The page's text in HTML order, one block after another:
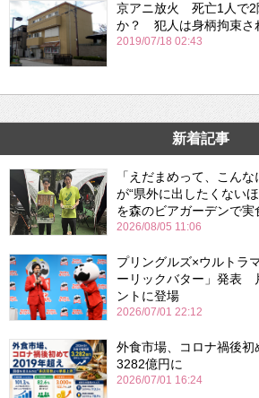
京アニ放火 死亡1人で2
か？ 犯人は身柄拘束さ
2019/07/18 02:43
新着記事
「えだまめって、こん
が“県外に出したくない
を森のビアガーデンで実
2026/08/05 11:06
プリングルズ×ウルトラ
ーリックバター」発表
ントに登場
2026/07/01 22:12
外食市場、コロナ禍後
3282億円に
2026/07/01 16:24